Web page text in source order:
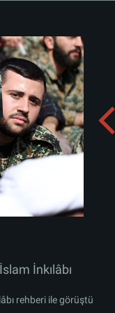
İnkılâbı rehberi
Albümü indirin:
İnkılâbı
rehberi ile görüştü